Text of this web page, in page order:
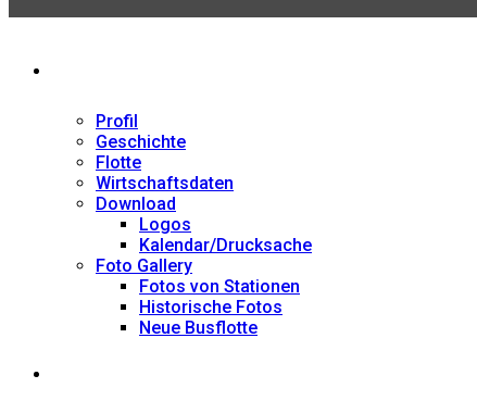
Profil
Geschichte
Flotte
Wirtschaftsdaten
Download
Logos
Kalendar/Drucksache
Foto Gallery
Fotos von Stationen
Historische Fotos
Neue Busflotte